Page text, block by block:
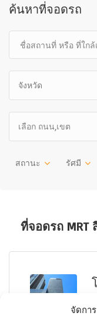
จัดกา
ค้นหาที่จอดรถ
จังหวัด
เลือก ถนน,เขต
สถานะ รัศมี
ที่จอดรถ MRT